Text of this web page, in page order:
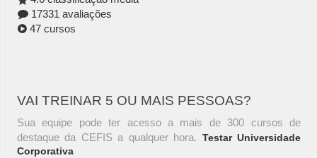
17331 avaliações
47 cursos
VAI TREINAR 5 OU MAIS PESSOAS?
Sua equipe pode ter acesso a mais de 300 cursos de
destaque da CEFIS a qualquer hora. Testar Universidade
Corporativa